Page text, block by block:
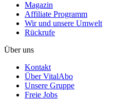
Magazin
Affiliate Programm
Wir und unsere Umwelt
Rückrufe
Über uns
Kontakt
Über VitalAbo
Unsere Gruppe
Freie Jobs